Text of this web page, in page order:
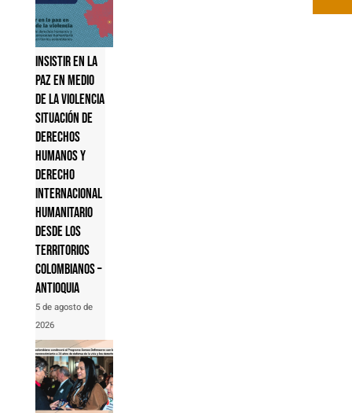
Insistir en la
paz en medio
de la violencia
Situación de
derechos
humanos y
derecho
internacional
humanitario
desde los
territorios
colombianos –
Antioquia
5 de agosto de
2026